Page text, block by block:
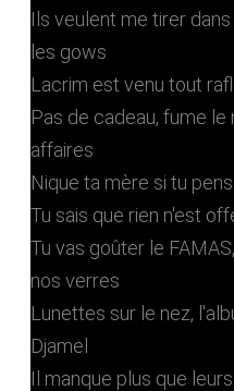
Ils veulent me tirer
les gows
Lacrim est venu tout
Pas de cadeau, fume le
affaires
Nique ta mère si tu
Tu sais que rien n'est
Tu vas goûter le
nos verres
Lunettes sur le nez,
Djamel
Il manque plus que